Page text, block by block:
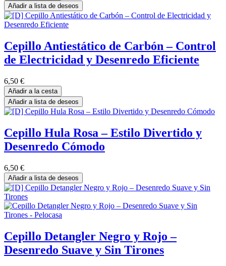
Añadir a lista de deseos
Cepillo Antiestático de Carbón – Control
de Electricidad y Desenredo Eficiente
6,50 €
Añadir a la cesta
Añadir a lista de deseos
Cepillo Hula Rosa – Estilo Divertido y
Desenredo Cómodo
6,50 €
Añadir a lista de deseos
Cepillo Detangler Negro y Rojo –
Desenredo Suave y Sin Tirones